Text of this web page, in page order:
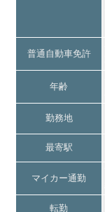
普通自動車免許
年齢
勤務地
最寄駅
マイカー通勤
転勤